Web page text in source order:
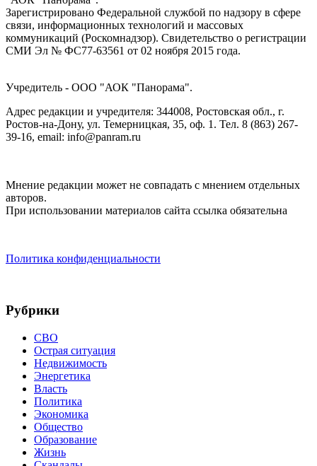
Зарегистрировано Федеральной службой по надзору в сфере
связи, информационных технологий и массовых
коммуникаций (Роскомнадзор). Cвидетельство о регистрации
СМИ Эл № ФС77-63561 от 02 ноября 2015 года.
Учредитель - ООО "АОК "Панорама".
Адрес редакции и учредителя: 344008, Ростовская обл., г.
Ростов-на-Дону, ул. Темерницкая, 35, оф. 1. Тел. 8 (863) 267-
39-16, email: info@panram.ru
Мнение редакции может не совпадать с мнением отдельных
авторов.
При использовании материалов сайта ссылка обязательна
Политика конфиденциальности
Рубрики
СВО
Острая ситуация
Недвижимость
Энергетика
Власть
Политика
Экономика
Общество
Образование
Жизнь